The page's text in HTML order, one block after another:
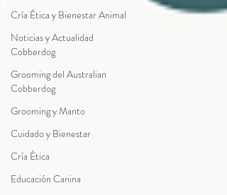
Cría Ética y Bienestar Animal
Noticias y Actualidad
Cobberdog
Grooming del Australian
Cobberdog
Grooming y Manto
Cuidado y Bienestar
Cría Ética
Educación Canina